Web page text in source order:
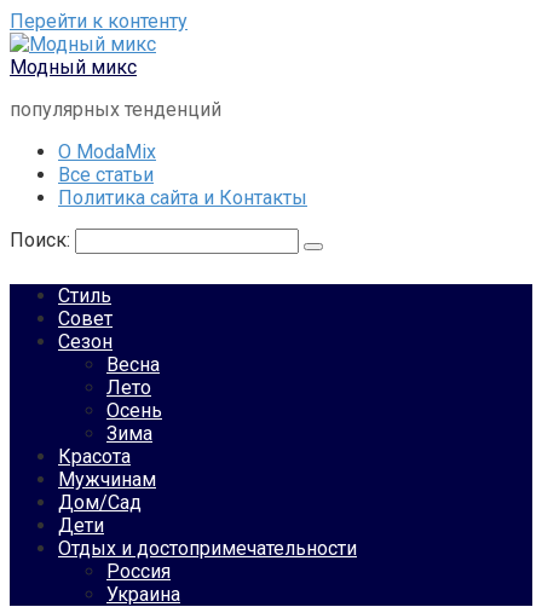
Перейти к контенту
Модный микс
популярных тенденций
О ModaMix
Все статьи
Политика сайта и Контакты
Поиск:
Стиль
Совет
Сезон
Весна
Лето
Осень
Зима
Красота
Мужчинам
Дом/Сад
Дети
Отдых и достопримечательности
Россия
Украина